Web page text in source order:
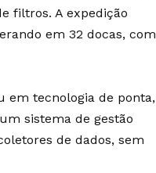
filtros. A expedição
em 32 docas, com
em tecnologia de ponta,
sistema de gestão
de dados, sem